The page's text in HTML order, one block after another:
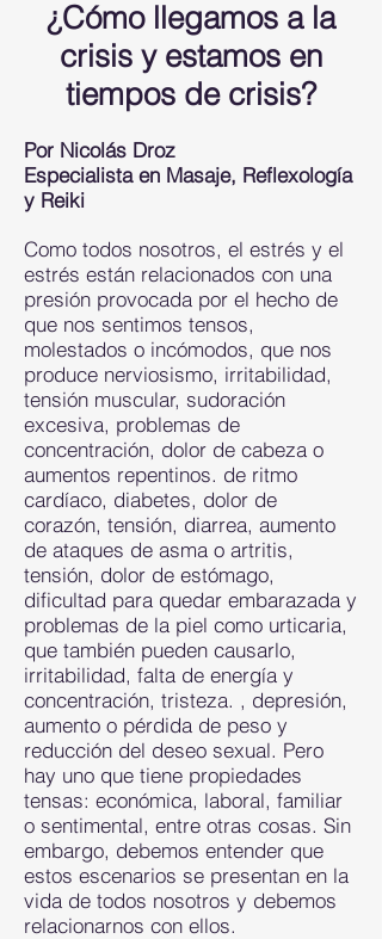
¿Cómo llegamos a la
crisis y estamos en
tiempos de crisis?
Por Nicolás Droz
Especialista en Masaje, Reflexología
y Reiki
Como todos nosotros, el estrés y el
estrés están relacionados con una
presión provocada por el hecho de
que nos sentimos tensos,
molestados o incómodos, que nos
produce nerviosismo, irritabilidad,
tensión muscular, sudoración
excesiva, problemas de
concentración, dolor de cabeza o
aumentos repentinos. de ritmo
cardíaco, diabetes, dolor de
corazón, tensión, diarrea, aumento
de ataques de asma o artritis,
tensión, dolor de estómago,
dificultad para quedar embarazada y
problemas de la piel como urticaria,
que también pueden causarlo,
irritabilidad, falta de energía y
concentración, tristeza. , depresión,
aumento o pérdida de peso y
reducción del deseo sexual. Pero
hay uno que tiene propiedades
tensas: económica, laboral, familiar
o sentimental, entre otras cosas. Sin
embargo, debemos entender que
estos escenarios se presentan en la
vida de todos nosotros y debemos
relacionarnos con ellos.